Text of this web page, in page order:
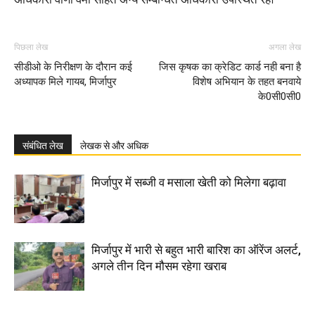
पिछला लेख
सीडीओ के निरीक्षण के दौरान कई
अध्यापक मिले गायब, मिर्जापुर
अगला लेख
जिस कृषक का क्रेडिट कार्ड नही बना है
विशेष अभियान के तहत बनवाये
के0सी0सी0
संबंधित लेख लेखक से और अधिक
मिर्जापुर में सब्जी व मसाला खेती को मिलेगा बढ़ावा
मिर्जापुर में भारी से बहुत भारी बारिश का ऑरेंज अलर्ट,
अगले तीन दिन मौसम रहेगा खराब